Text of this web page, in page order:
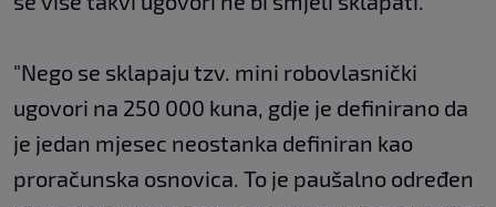
"Nego se sklapaju tzv. mini robovlasnički
ugovori na 250 000 kuna, gdje je definirano da
je jedan mjesec neostanka definiran kao
proračunska osnovica. To je paušalno određen